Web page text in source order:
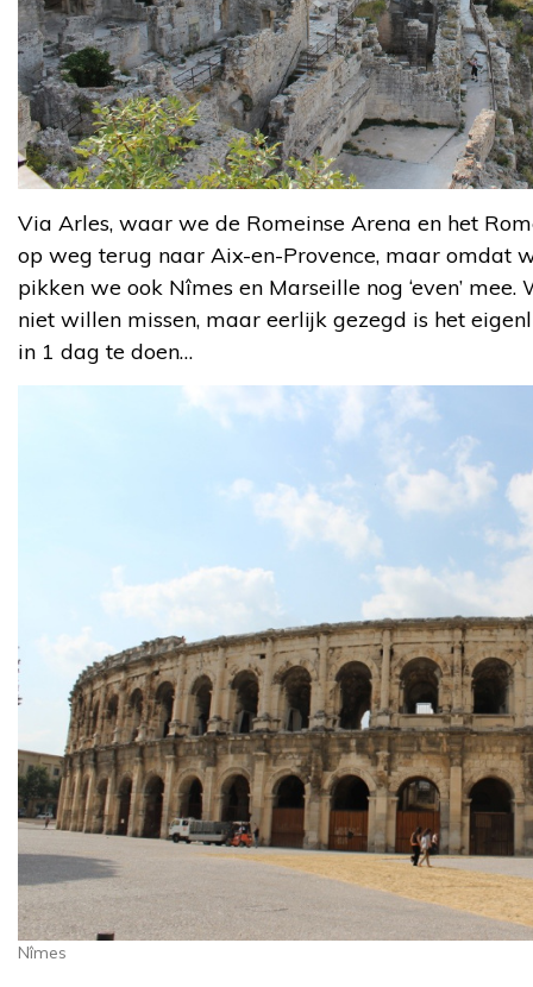
Via Arles, waar we de Romeinse Arena en het
op weg terug naar Aix-en-Provence, maar omdat
pikken we ook Nîmes en Marseille nog ‘even’
niet willen missen, maar eerlijk gezegd is het
in 1 dag te doen…
Nîmes